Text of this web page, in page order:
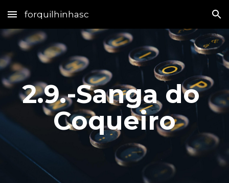
Skip to main content Skip to navigation
forquilhinhasc
2.9.-Sanga do
Coqueiro